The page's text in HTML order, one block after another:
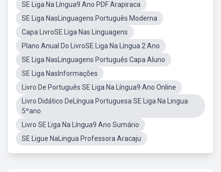
SE Liga Na Língua9 Ano PDF Arapiraca
SE Liga NasLinguagens Português Moderna
Capa LivroSE Liga Nas Linguagens
Plano Anual Do LivroSE Liga Na Língua 2 Ano
SE Liga NasLinguagens Português Capa Aluno
SE Liga NasInformações
Livro De Português SE Liga Na Língua9 Ano Online
Livro Didático DeLíngua Portuguesa SE Liga Na Lingua
5ºano
Livro SE Liga Na Língua9 Ano Sumário
SE Ligue NaLingua Professora Aracaju